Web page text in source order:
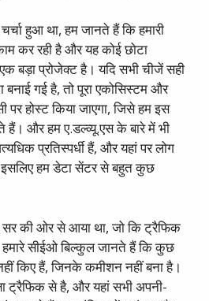
हुआ था, हम जानते हैं कि हमारी
कर रही है और यह कोई छोटा
बड़ा प्रोजेक्ट है। यदि सभी चीजें सही
गई है, तो पूरा एकोसिस्टम और
पर होस्ट किया जाएगा, जिसे हम इस
और हम ए.डल्व्यू.एस के बारे में भी
प्रतिस्पर्धी हैं, और यहां पर लोग
हम डेटा सेंटर से बहुत कुछ
सर की ओर से आया था, जो कि ट्रैफिक
सीईओ बिल्कुल जानते हैं कि कुछ
किए हैं, जिनके कमीशन नहीं बना है।
ट्रैफिक से है, और यहां सभी अपनी-